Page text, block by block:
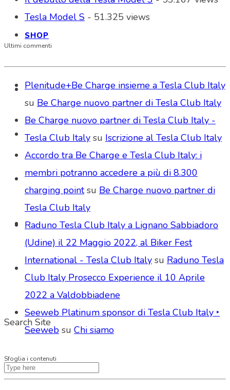
SHOP
Search Site
Tesla Model S - 51.325 views
Ultimi commenti
Plenitude+Be Charge insieme a Tesla Club Italy
su Be Charge nuovo partner di Tesla Club Italy
Be Charge nuovo partner di Tesla Club Italy -
Tesla Club Italy su Iscrizione al Tesla Club Italy
Accordo tra Be Charge e Tesla Club Italy: i
membri potranno accedere a più di 8.300
charging pointsu Be Charge nuovo partner di
Tesla Club Italy
Raduno Tesla Club Italy a Lignano Sabbiadoro
(Udine) il 22 Maggio 2022, al Biker Fest
International - Tesla Club Italy su Raduno Tesla
Club Italy Prosecco Experience il 10 Aprile
2022 a Valdobbiadene
Seeweb Platinum sponsor di Tesla Club Italy ‣
Seeweb su Chi siamo
Sfoglia i contenuti